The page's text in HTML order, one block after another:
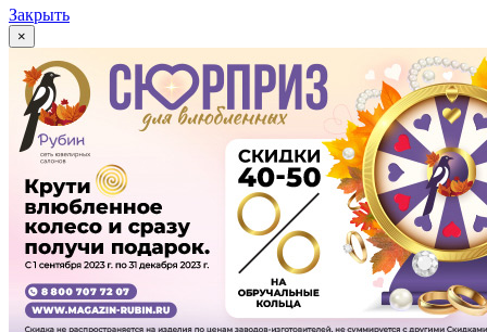
Закрыть
×